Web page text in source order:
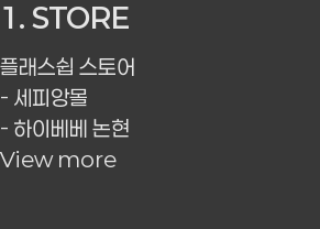
1. STORE
플래스쉽 스토어
- 세피앙몰
- 하이베베 논현
View more